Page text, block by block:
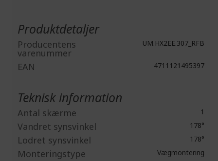
Produktdetaljer
Producentens
varenummer
UM.HX2EE.307_RFB
EAN 4711121495397
Teknisk information
Antal skærme 1
Vandret synsvinkel 178°
Lodret synsvinkel 178°
Monteringstype Vægmontering